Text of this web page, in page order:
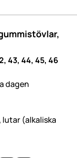
43, 44, 45, 46
dagen
(alkaliska